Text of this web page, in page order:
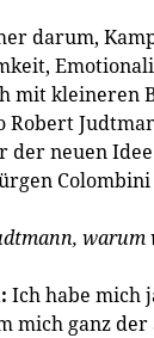
darum,
mit kleineren
Robert
der neuen
Colombini
warum
Ich habe mich
mich ganz